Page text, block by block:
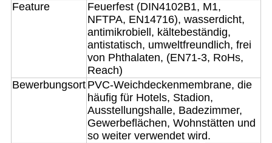
Feature
Feuerfest (DIN4102B1, M1,
NFTPA, EN14716), wasserdicht,
antimikrobiell, kältebeständig,
antistatisch, umweltfreundlich, frei
von Phthalaten, (EN71-3, RoHs,
Reach)
Bewerbungsort PVC-Weichdeckenmembrane, die
häufig für Hotels, Stadion,
Ausstellungshalle, Badezimmer,
Gewerbeflächen, Wohnstätten und
so weiter verwendet wird.